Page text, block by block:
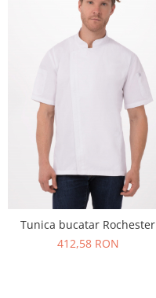
Tunica bucatar Rochester
412,58 RON